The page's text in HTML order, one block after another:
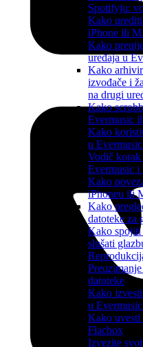
Spotifyju:
Kako urediti
iPhone ili
Kako
uređaja u
Kako
izvođače i
na drugi
Kako
Evermusic
Kako
u
Vodič
Evermusic i
Kako
iPhoneu ili
Kako
datoteke za
Kako spojiti
slušati
datoteke
Kako
u
Kako uvesti
Flacbox
Izvezite